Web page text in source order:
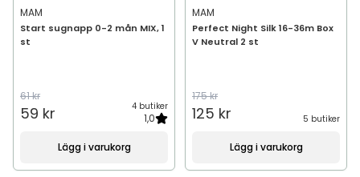
MAM
Start sugnapp 0-2 mån MIX, 1
st
61 kr
59 kr 4 butiker
1,0
Lägg i varukorg
MAM
Perfect Night Silk 16-36m Box
V Neutral 2 st
175 kr
125 kr 5 butiker
Lägg i varukorg